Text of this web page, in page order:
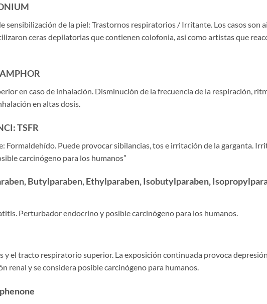
sensibilización de la piel: Trastornos respiratorios / Irritante. Los casos son
ceras depilatorias que contienen colofonia, así como artistas que
en caso de inhalación. Disminución de la frecuencia de la respiración,
en altas dosis.
TSFR
Formaldehído. Puede provocar sibilancias, tos e irritación de la garganta.
carcinógeno para los humanos”
Butylparaben, Ethylparaben, Isobutylparaben,
Perturbador endocrino y posible carcinógeno para los humanos.
y el tracto respiratorio superior. La exposición continuada provoca
renal y se considera posible carcinógeno para humanos.